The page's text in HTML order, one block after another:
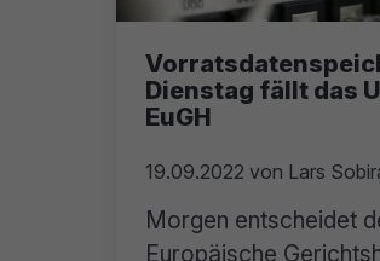
Dienstag fällt das
EuGH
19.09.2022 von Lars
Morgen entscheidet
Europäische